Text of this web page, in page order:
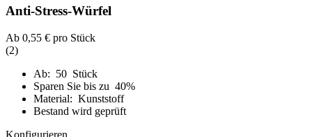
Anti-Stress-Würfel
Ab 0,55 € pro Stück
(2)
Ab: 50 Stück
Sparen Sie bis zu 40%
Material: Kunststoff
Bestand wird geprüft
Konfigurieren